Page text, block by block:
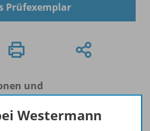
Prüfexemplar
und
Prüfexemplar kann von
Westermann